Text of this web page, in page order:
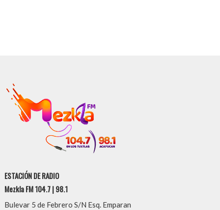
ESTACIÓN DE RADIO
Mezkla FM 104.7 | 98.1
Bulevar 5 de Febrero S/N Esq. Emparan